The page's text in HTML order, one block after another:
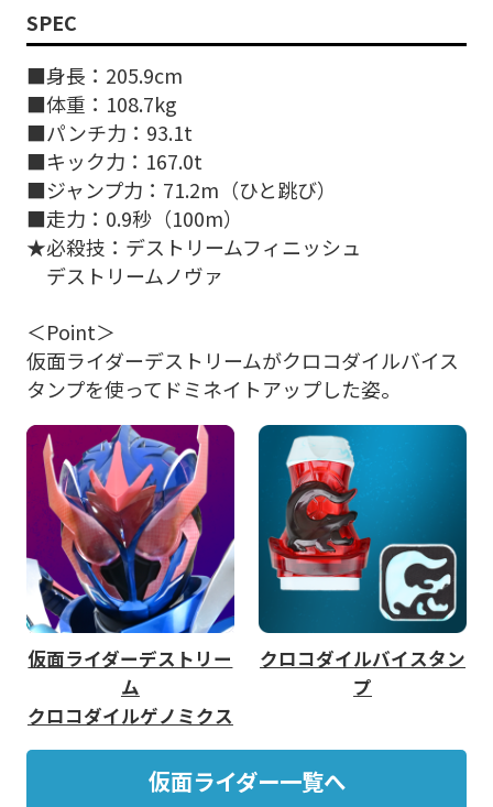
SPEC
■身長：205.9cm
■体重：108.7kg
■パンチ力：93.1t
■キック力：167.0t
■ジャンプ力：71.2m（ひと跳び）
■走力：0.9秒（100m）
★必殺技：デストリームフィニッシュ
デストリームノヴァ
＜Point＞
仮面ライダーデストリームがクロコダイルバイス
タンプを使ってドミネイトアップした姿。
仮面ライダーデストリー
ム
クロコダイルゲノミクス
クロコダイルバイスタン
プ
仮面ライダー一覧へ